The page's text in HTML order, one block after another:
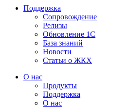
Поддержка
Сопровождение
Релизы
Обновление 1С
База знаний
Новости
Статьи о ЖКХ
О нас
Продукты
Поддержка
О нас